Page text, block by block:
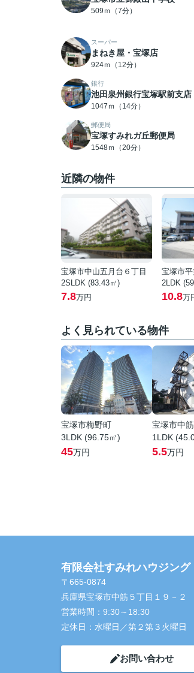
509ｍ（7分）
スーパー
まねき屋・宝塚店
924ｍ（12分）
銀行
池田泉州銀行宝塚駅前支店
1047ｍ（14分）
郵便局
宝塚すみれガ丘郵便局
1548ｍ（20分）
近隣の物件
宝塚市中山五月台６丁目
2SLDK (83.43㎡)
7.8万円
宝塚市平
2LDK
10.8万
よく見られている物件
宝塚市梅野町
3LDK (96.75㎡)
45万円
宝塚市中
1LDK
5.5万円
有限会社すみれハウジン
〒665-0874
兵庫県宝塚市中筋５丁目１９－２
営業時間： 9:30～18:30
定休日： 水曜日／第２第３火曜日
お問い合わせ